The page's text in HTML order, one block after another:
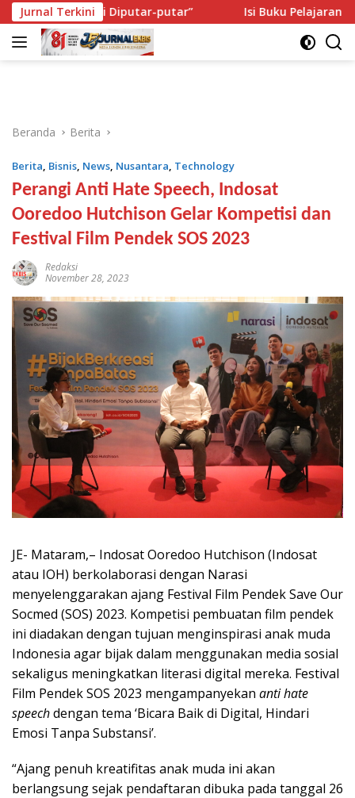
Langsung
ke
konten
Jurnal Terkini
Diputar-putar” Isi Buku Pelajaran Akan
Beranda Berita
Berita, Bisnis, News, Nusantara, Technology
Perangi Anti Hate Speech, Indosat
Ooredoo Hutchison Gelar Kompetisi dan
Festival Film Pendek SOS 2023
Redaksi
November 28, 2023
JE- Mataram,– Indosat Ooredoo Hutchison (Indosat
atau IOH) berkolaborasi dengan Narasi
menyelenggarakan ajang Festival Film Pendek Save Our
Socmed (SOS) 2023. Kompetisi pembuatan film pendek
ini diadakan dengan tujuan menginspirasi anak muda
Indonesia agar bijak dalam menggunakan media sosial
sekaligus meningkatkan literasi digital mereka. Festival
Film Pendek SOS 2023 mengampanyekan anti hate
speechdengan tema ‘Bicara Baik di Digital, Hindari
Emosi Tanpa Substansi’.
“Ajang penuh kreatifitas anak muda ini akan
berlangsung sejak pendaftaran dibuka pada tanggal 26